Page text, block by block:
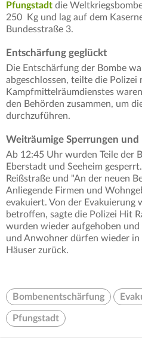
Pfungstadt die
250 Kg und lag auf dem
Bundesstraße 3.
Entschärfung geglückt
Die Entschärfung der Bombe
abgeschlossen, teilte die Polizei
Kampfmittelräumdienstes
den Behörden zusammen, um
durchzuführen.
Weiträumige Sperrungen und
Ab 12:45 Uhr wurden Teile der
Eberstadt und Seeheim
Reißstraße und "An der neuen
Anliegende Firmen und
evakuiert. Von der Evakuierung
betroffen, sagte die Polizei Hit
wurden wieder aufgehoben
und Anwohner dürfen wieder in
Häuser zurück.
Bombenentschärfung
Pfungstadt